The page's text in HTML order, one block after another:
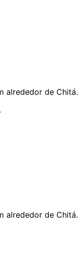
alrededor de Chitá.
alrededor de Chitá.